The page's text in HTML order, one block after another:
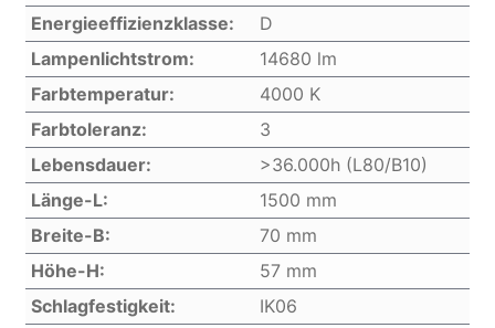
Energieeffizienzklasse:
D
Lampenlichtstrom:
14680 lm
Farbtemperatur:
4000 K
Farbtoleranz:
3
Lebensdauer:
>36.000h (L80/B10)
Länge-L:
1500 mm
Breite-B:
70 mm
Höhe-H:
57 mm
Schlagfestigkeit:
IK06